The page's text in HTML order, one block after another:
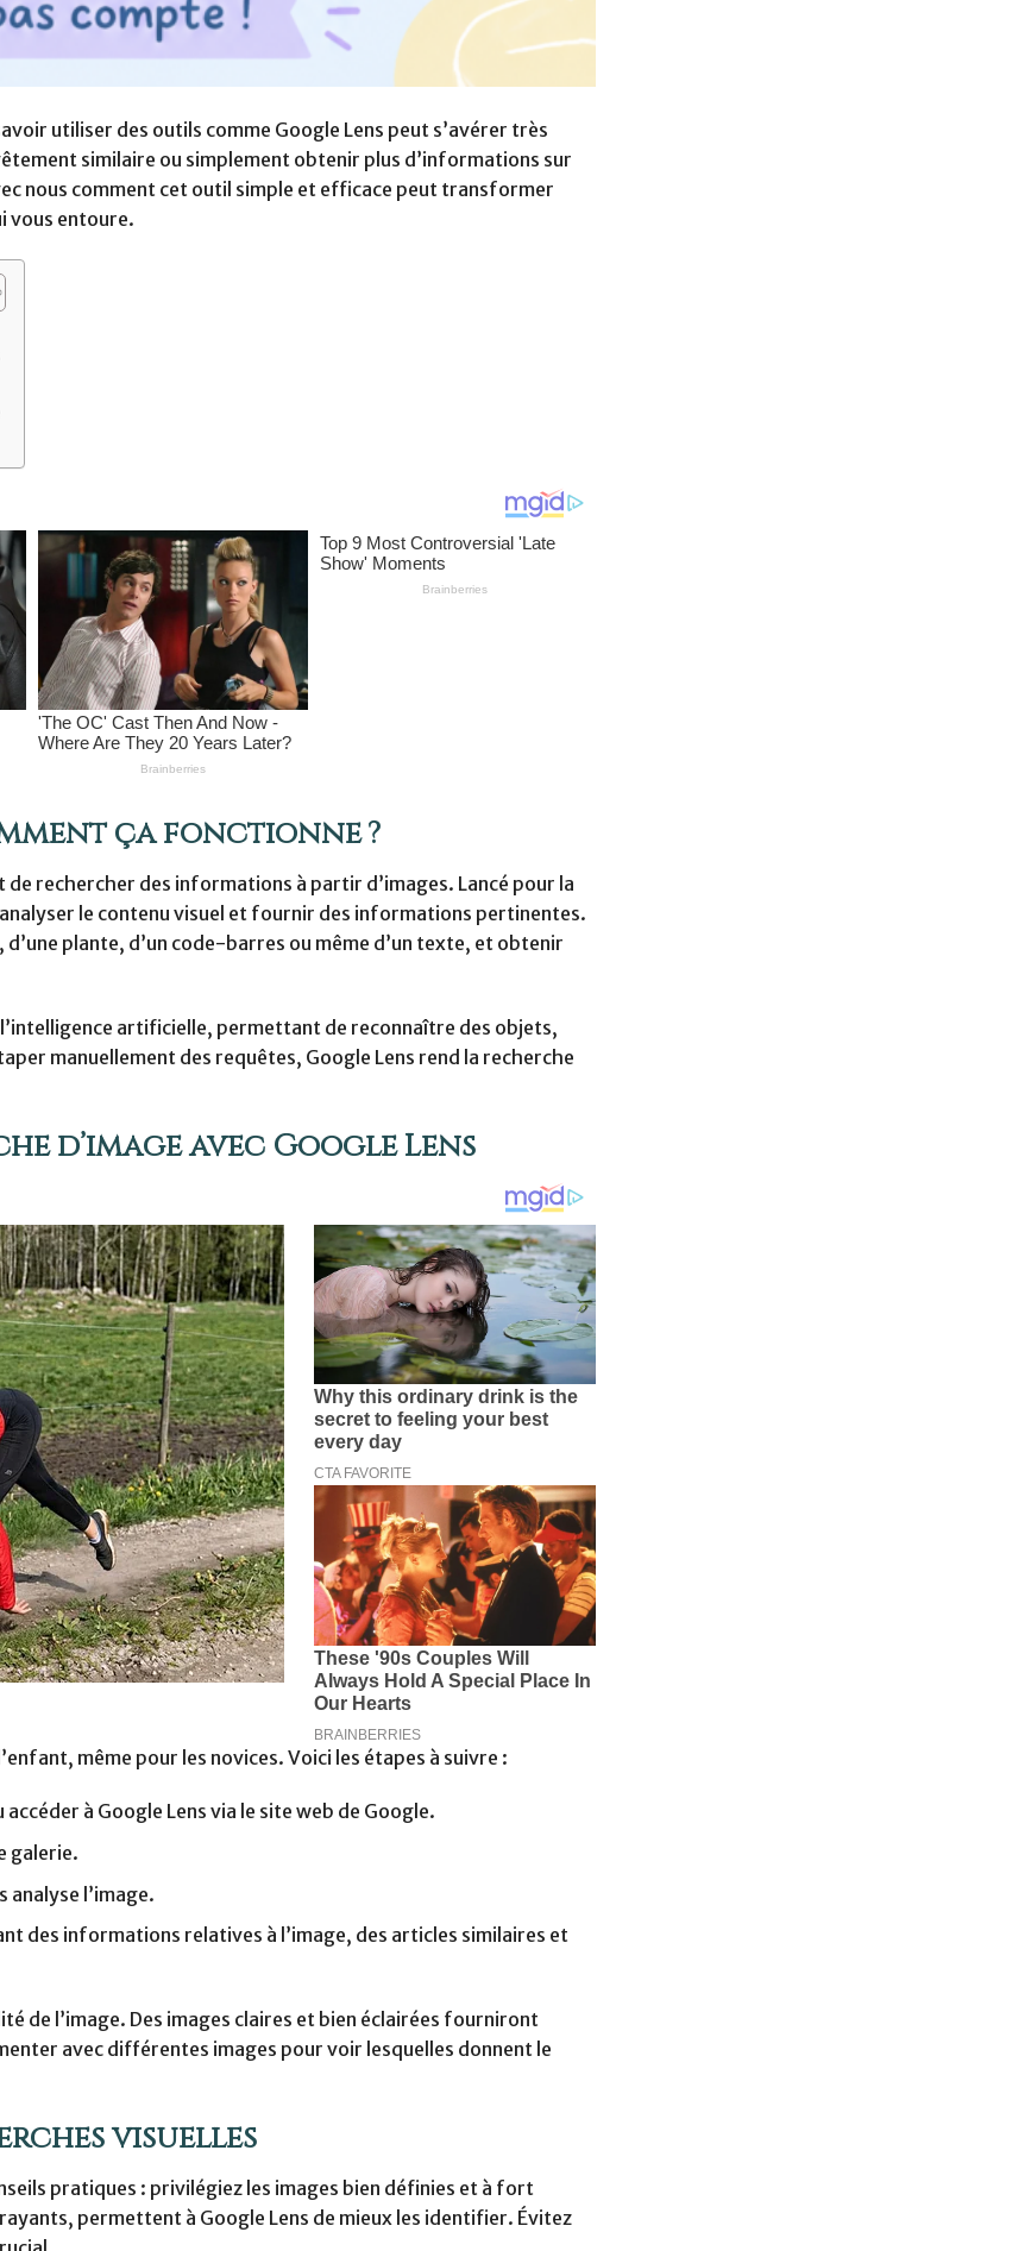
utiliser des outils comme Google Lens peut s’avérer très
similaire ou simplement obtenir plus d’informations sur
nous comment cet outil simple et efficace peut transformer
vous entoure.
ça fonctionne ?
rechercher des informations à partir d’images. Lancé pour la
le contenu visuel et fournir des informations pertinentes.
plante, d’un code-barres ou même d’un texte, et obtenir
artificielle, permettant de reconnaître des objets,
manuellement des requêtes, Google Lens rend la recherche
d’image avec Google Lens
même pour les novices. Voici les étapes à suivre :
à Google Lens via le site web de Google.
galerie.
l’image.
des informations relatives à l’image, des articles similaires et
de l’image. Des images claires et bien éclairées fourniront
avec différentes images pour voir lesquelles donnent le
visuelles
pratiques : privilégiez les images bien définies et à fort
permettent à Google Lens de mieux les identifier. Évitez